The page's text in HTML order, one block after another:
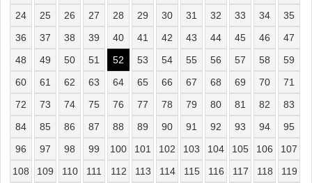
24
25 26 27 28 29 30 31 32 33 34
35
36
37 38 39 40 41 42 43 44 45 46
47
48
49 50 51 52 53 54 55 56 57 58
59
60
61 62 63 64 65 66 67 68 69 70
71
72
73 74 75 76 77 78 79 80 81 82
83
84
85 86 87 88 89 90 91 92 93 94
95
96
97 98 99 100 101 102 103 104 105 106
107
108
109 110 111 112 113 114 115 116 117 118
119